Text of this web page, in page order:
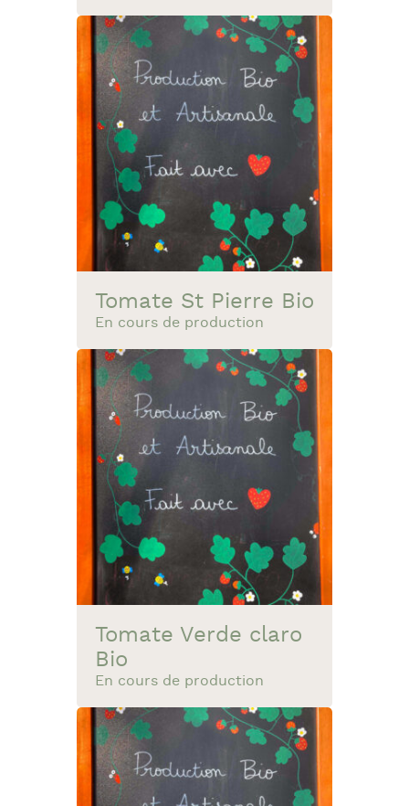
Tomate St Pierre Bio
En cours de production
Tomate Verde claro
Bio
En cours de production